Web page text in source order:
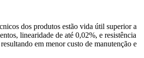
dos produtos estão vida útil superior a
linearidade de até 0,02%, e resistência
em menor custo de manutenção e